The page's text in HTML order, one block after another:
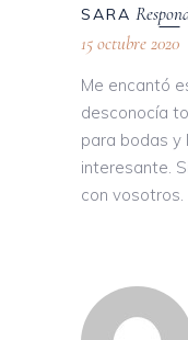
SARA
15 octubre 2020
Me encantó
desconocía
para bodas y
interesante.
con vosotros.